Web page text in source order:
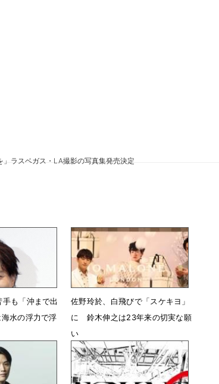
ラスベガス・LA撮影の写真集発売決定
も「沖まで出
水の浮力で浮
佐野玲於、白飛びで「スケキヨ」
に 鈴木伸之は23年来の切実な願
い
12月17日 16時04分